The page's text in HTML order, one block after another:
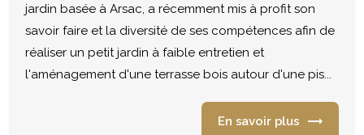
jardin basée à Arsac, a récemment mis à profit son
savoir faire et la diversité de ses compétences afin de
réaliser un petit jardin à faible entretien et
l'aménagement d'une terrasse bois autour d'une pis...
En savoir plus